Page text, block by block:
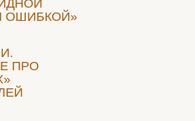
ОШИБКОЙ»
ПРО